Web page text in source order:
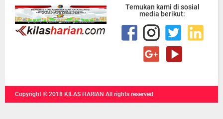
Temukan kami di sosial
media berikut:
Copyright © 2018 KILAS HARIAN All rights reserved